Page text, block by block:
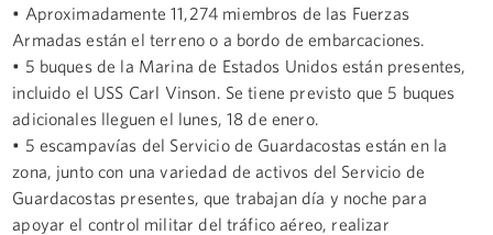
• Aproximadamente 11,274 miembros de las Fuerzas
Armadas están el terreno o a bordo de embarcaciones.
• 5 buques de la Marina de Estados Unidos están presentes,
incluido el USS Carl Vinson. Se tiene previsto que 5 buques
adicionales lleguen el lunes, 18 de enero.
• 5 escampavías del Servicio de Guardacostas están en la
zona, junto con una variedad de activos del Servicio de
Guardacostas presentes, que trabajan día y noche para
apoyar el control militar del tráfico aéreo, realizar